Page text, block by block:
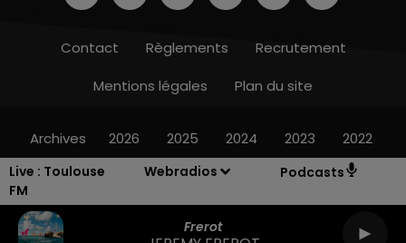
Live : Toulouse
FM
Webradios Podcasts
Frerot
Contact Règlements
Recrutement
Mentions légales
Plan du site
Archives 2026 2025 2024 2023 2022